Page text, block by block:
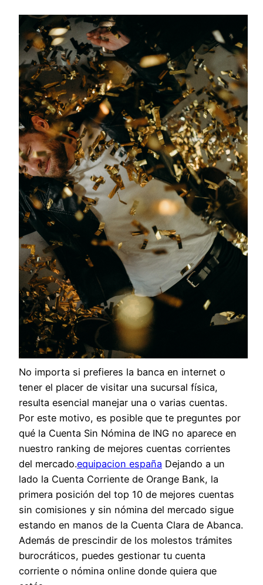
No importa si prefieres la banca en internet o
tener el placer de visitar una sucursal física,
resulta esencial manejar una o varias cuentas.
Por este motivo, es posible que te preguntes por
qué la Cuenta Sin Nómina de ING no aparece en
nuestro ranking de mejores cuentas corrientes
del mercado.equipacion españa Dejando a un
lado la Cuenta Corriente de Orange Bank, la
primera posición del top 10 de mejores cuentas
sin comisiones y sin nómina del mercado sigue
estando en manos de la Cuenta Clara de Abanca.
Además de prescindir de los molestos trámites
burocráticos, puedes gestionar tu cuenta
corriente o nómina online donde quiera que